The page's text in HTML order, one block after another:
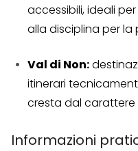
accessibili, ideali
alla disciplina per la
Val di Non:
itinerari
cresta dal
Informazioni